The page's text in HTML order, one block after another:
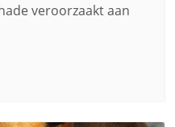
veroorzaakt aan